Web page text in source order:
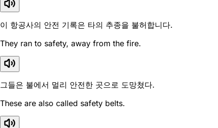
이 항공사의 안전 기록은 타의 추종을 불허합니다.
They ran to safety, away from the fire.
그들은 불에서 멀리 안전한 곳으로 도망쳤다.
These are also called safety belts.